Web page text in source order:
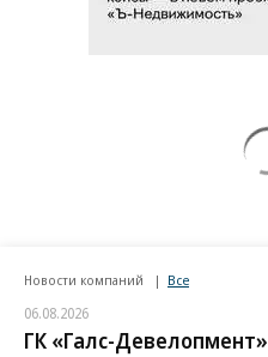
Новости компаний Все
06.08.2026
ГК «Галс-Девелопмент»